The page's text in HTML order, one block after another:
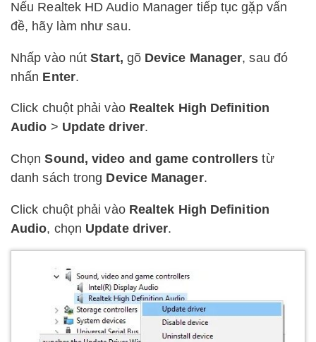
Nếu Realtek HD Audio Manager tiếp tục gặp vấn
đề, hãy làm như sau.
Nhấp vào nútStart, gõ Device Manager, sau đó
nhấn Enter.
Click chuột phải vàoRealtek High Definition
Audio > Update driver.
Chọn Sound, video and game controllers từ
danh sách trong Device Manager.
Click chuột phải vàoRealtek High Definition
Audio, chọn Update driver.